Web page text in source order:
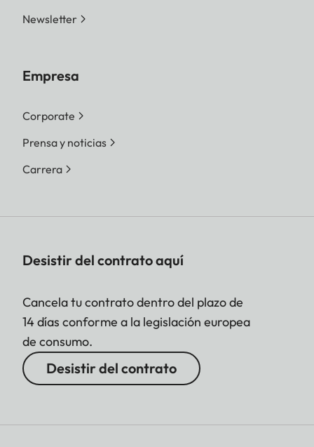
Newsletter
Empresa
Corporate
Prensa y noticias
Carrera
Desistir del contrato aquí
Cancela tu contrato dentro del plazo de
14 días conforme a la legislación europea
de consumo.
Desistir del contrato